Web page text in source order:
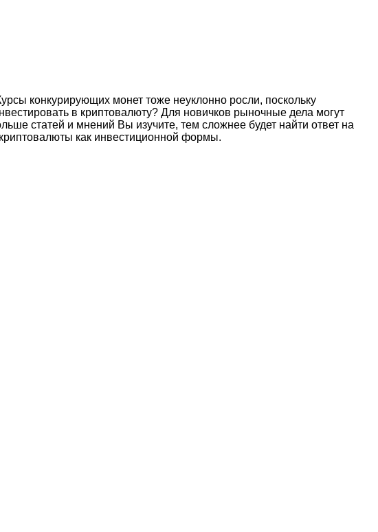
конкурирующих монет тоже неуклонно росли, поскольку
в криптовалюту? Для новичков рыночные дела могут
статей и мнений Вы изучите, тем сложнее будет найти ответ на
как инвестиционной формы.